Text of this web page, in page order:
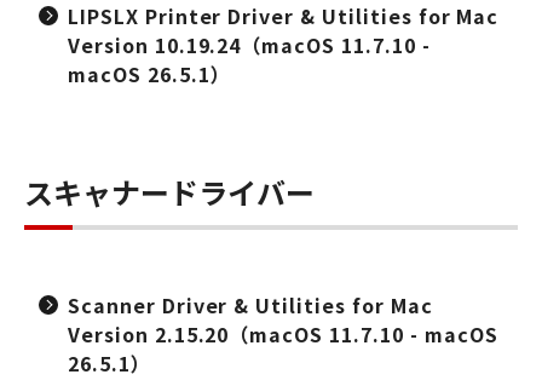
LIPSLX Printer Driver & Utilities for Mac
Version 10.19.24（macOS 11.7.10 -
macOS 26.5.1）
スキャナードライバー
Scanner Driver & Utilities for Mac
Version 2.15.20（macOS 11.7.10 - macOS
26.5.1）